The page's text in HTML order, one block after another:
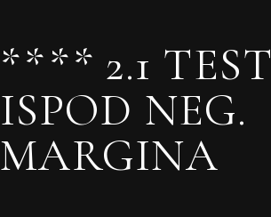
**** 2.1 TEST
ISPOD NEG.
MARGINA